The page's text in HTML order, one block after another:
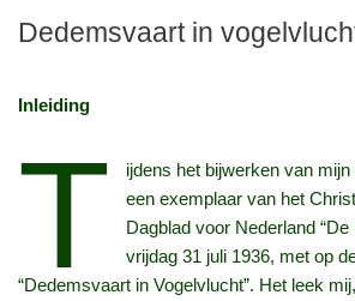
inhoud
Dedemsvaart in
Inleiding
T
ijdens het bijwerken van
een exemplaar van het
Dagblad voor Nederland “De
vrijdag 31 juli 1936, met op
“Dedemsvaart in Vogelvlucht”. Het leek